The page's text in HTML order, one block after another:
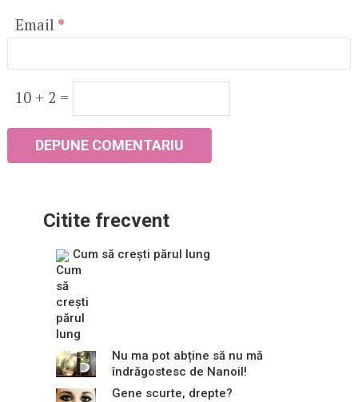
Email *
10 + 2 =
Citite frecvent
Cum să crești părul lung
Nu ma pot abține să nu mă
îndrăgostesc de Nanoil!
Gene scurte, drepte?